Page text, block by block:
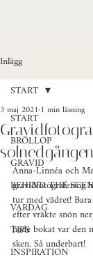
Inlägg
START
BRÖLLOP
GRAVID
BEHIND THE
VARDAG
TIPS
INSPIRATION
START
solnedgången
3 maj 2021 1 min läsning
Anna-Linnéa och
gravidfotografering
tur med vädret!
efter vräkte snön
hade bokat var den
sken. Så underbart!